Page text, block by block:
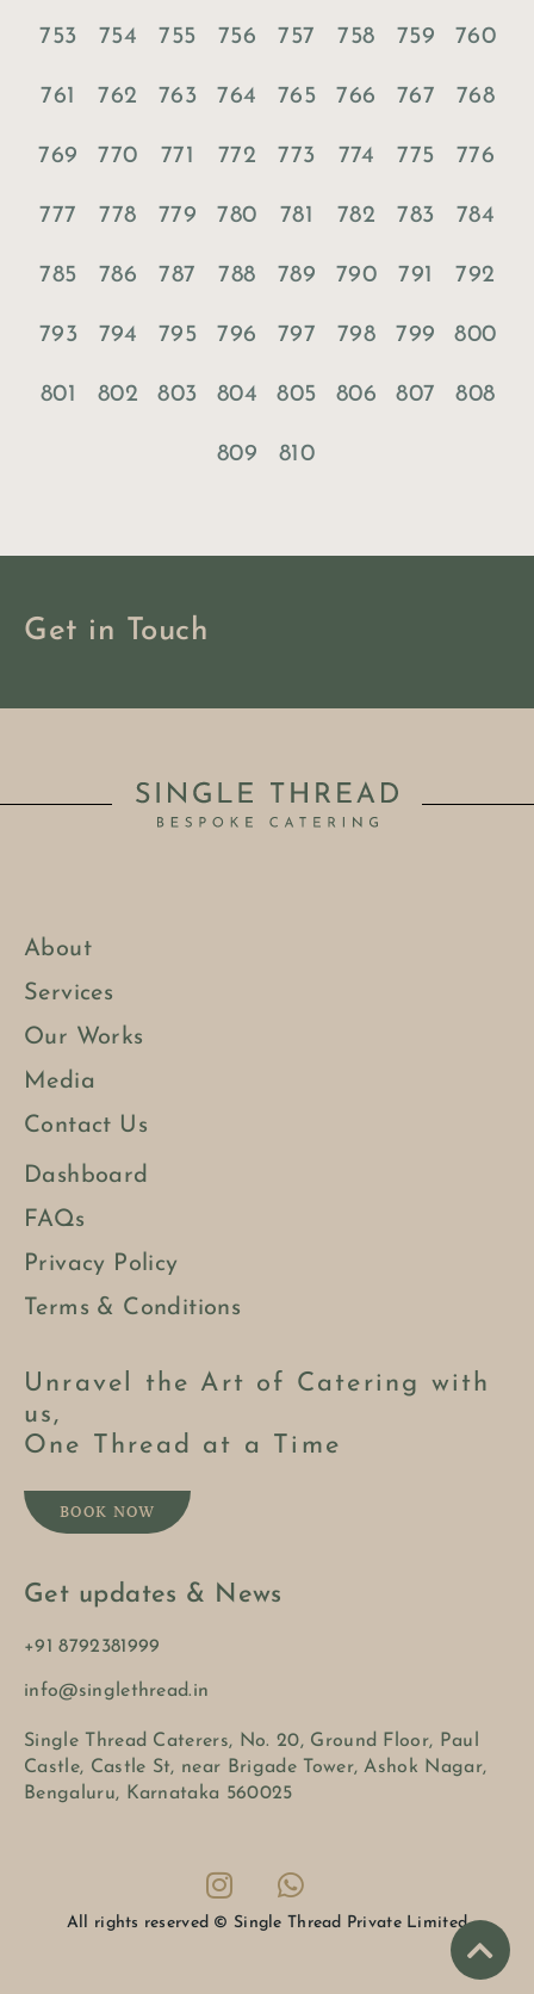
753 754 755 756 757 758 759 760
761 762 763 764 765 766 767 768
769 770 771 772 773 774 775 776
777 778 779 780 781 782 783 784
785 786 787 788 789 790 791 792
793 794 795 796 797 798 799 800
801 802 803 804 805 806 807 808
809 810
Get in Touch
About
Services
Our Works
Media
Contact Us
Dashboard
FAQs
Privacy Policy
Terms & Conditions
Unravel the Art of Catering with
us,
One Thread at a Time
BOOK NOW
Get updates & News
+91 8792381999
info@singlethread.in
Single Thread Caterers, No. 20, Ground Floor, Paul
Castle, Castle St, near Brigade Tower, Ashok Nagar,
Bengaluru, Karnataka 560025
All rights reserved © Single Thread Private Limited